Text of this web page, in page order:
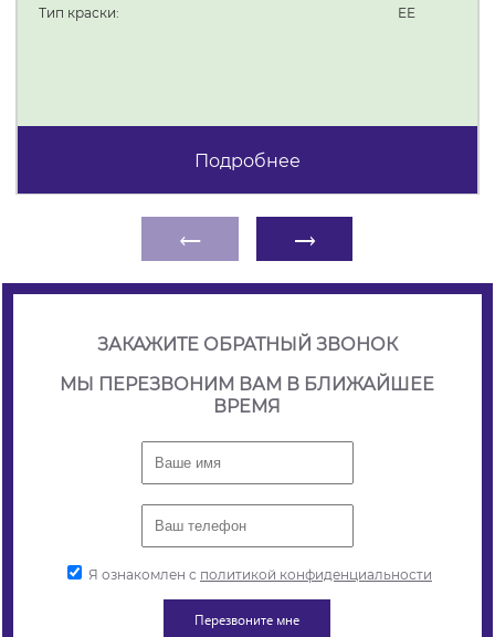
Тип краски: ЕЕ
Подробнее
← →
ЗАКАЖИТЕ ОБРАТНЫЙ ЗВОНОК
МЫ ПЕРЕЗВОНИМ ВАМ В БЛИЖАЙШЕЕ
ВРЕМЯ
Я ознакомлен с политикой конфиденциальности